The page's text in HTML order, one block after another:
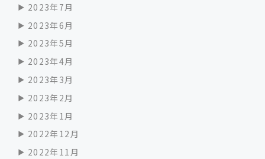
2023年7月
2023年6月
2023年5月
2023年4月
2023年3月
2023年2月
2023年1月
2022年12月
2022年11月